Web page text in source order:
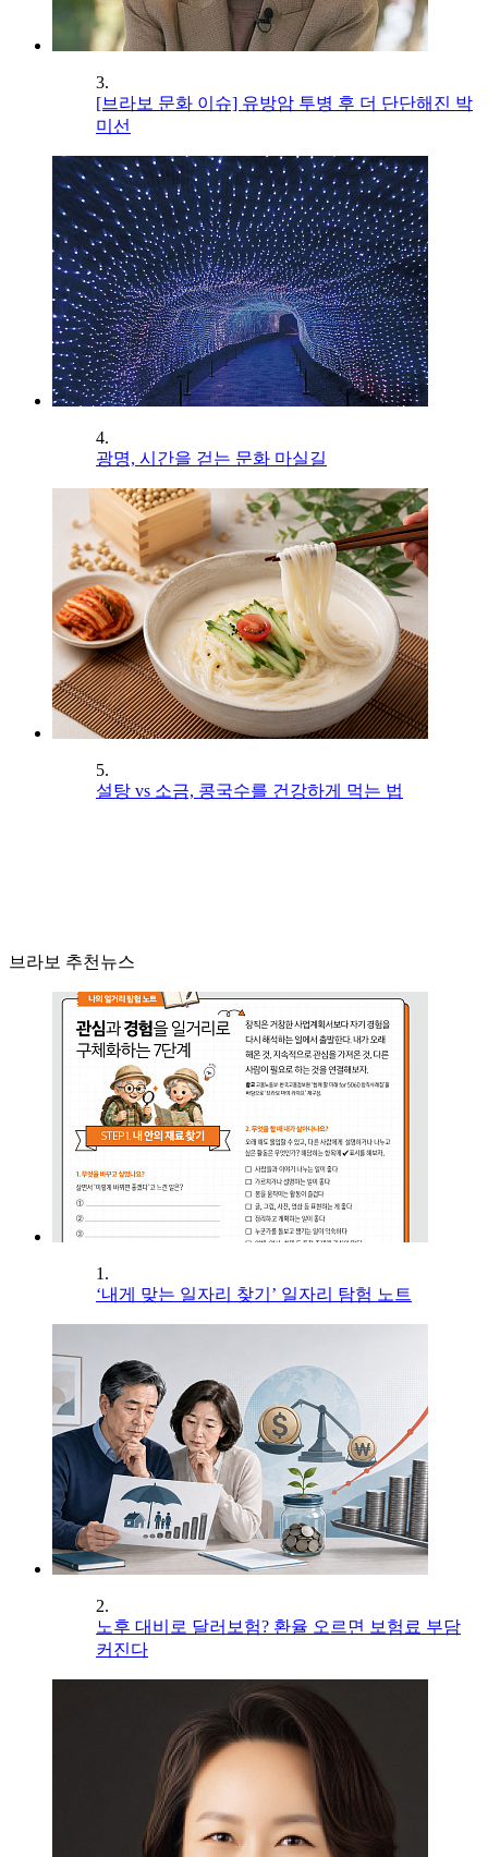
3.
[브라보 문화 이슈] 유방암 투병 후 더 단단해진 박
미선
4.
광명, 시간을 걷는 문화 마실길
5.
설탕 vs 소금, 콩국수를 건강하게 먹는 법
브라보 추천뉴스
1.
‘내게 맞는 일자리 찾기’ 일자리 탐험 노트
2.
노후 대비로 달러보험? 환율 오르면 보험료 부담
커진다